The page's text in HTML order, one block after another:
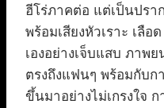
ฮีโร่ภาคต่อ แต่เป็นปร
พร้อมเสียงหัวเราะ เลื
เองอย่างเจ็บแสบ ภาพ
ตรงถึงแฟนๆ พร้อมกับก
ขึ้นมาอย่างไม่เกรงใจ